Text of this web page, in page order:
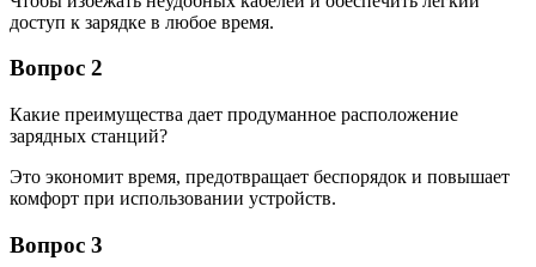
доступ к зарядке в любое время.
Вопрос 2
Какие преимущества дает продуманное расположение
зарядных станций?
Это экономит время, предотвращает беспорядок и повышает
комфорт при использовании устройств.
Вопрос 3